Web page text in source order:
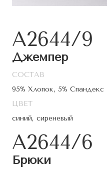
A2644/9
Джемпер
СОСТАВ
95% Хлопок, 5% Спандекс
ЦВЕТ
синий, сиреневый
A2644/6
Брюки